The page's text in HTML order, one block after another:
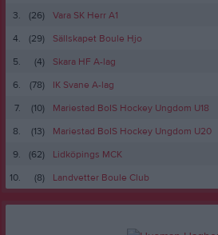
3.
(26)
Vara SK Herr A1
4.
(29)
Sällskapet Boule Hjo
5.
(4)
Skara HF A-lag
6.
(78)
IK Svane A-lag
7.
(10)
Mariestad BoIS Hockey Ungdom U18
8.
(13)
Mariestad BoIS Hockey Ungdom U20
9.
(62)
Lidköpings MCK
10.
(8) Landvetter Boule Club